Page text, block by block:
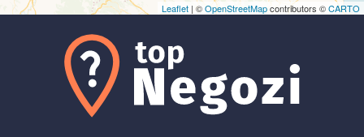
Leaflet | ©OpenStreetMapcontributors ©CARTO